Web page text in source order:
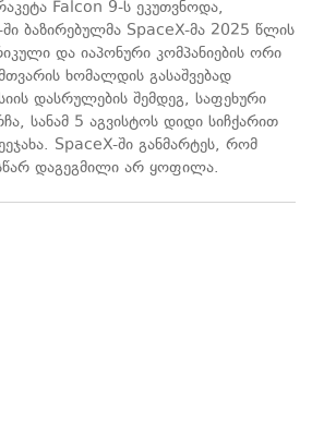
Falcon 9-ს ეკუთვნოდა,
ბაზირებულმა SpaceX-მა 2025 წლის
და იაპონური კომპანიების ორი
ხომალდის გასაშვებად
დასრულების შემდეგ, საფეხური
სანამ 5 აგვისტოს დიდი სიჩქარით
SpaceX-ში განმარტეს, რომ
დაგეგმილი არ ყოფილა.